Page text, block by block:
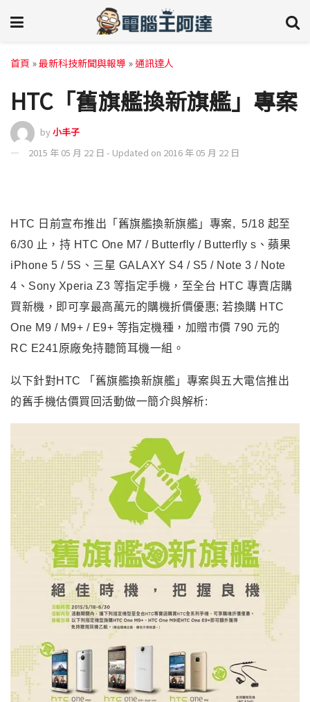
首頁 »最新科技新聞與報導 »通訊達人
HTC「舊旗艦換新旗艦」專案
by小丰子
2015 年 05 月 22 日 - Updated on 2016 年 05 月 22 日
HTC 日前宣布推出「舊旗艦換新旗艦」專案, 5/18 起至
6/30 止，持 HTC One M7 / Butterfly / Butterfly s、蘋果
iPhone 5 / 5S、三星 GALAXY S4 / S5 / Note 3 / Note
4 、 Sony Xperia Z3 等指定手機，至全台 HTC 專賣店購
買新機，即可享最高萬元的購機折價優惠; 若換購 HTC
One M9 / M9+ / E9+ 等指定機種，加贈市價 790 元的
RC E241原廠免持聽筒耳機一組。
以下針對HTC
「舊旗艦換新旗艦」專案與五大電信推出
的舊手機估價買回活動做一簡介與解析: